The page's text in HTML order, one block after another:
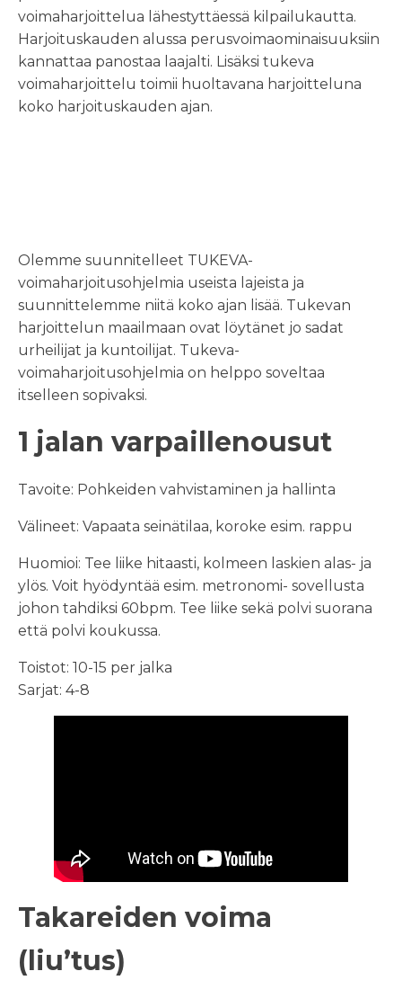
voimaharjoittelua lähestyttäessä kilpailukautta.
Harjoituskauden alussa perusvoimaominaisuuksiin
kannattaa panostaa laajalti. Lisäksi tukeva
voimaharjoittelu toimii huoltavana harjoitteluna
koko harjoituskauden ajan.
Olemme suunnitelleet TUKEVA-
voimaharjoitusohjelmia useista lajeista ja
suunnittelemme niitä koko ajan lisää. Tukevan
harjoittelun maailmaan ovat löytänet jo sadat
urheilijat ja kuntoilijat. Tukeva-
voimaharjoitusohjelmia on helppo soveltaa
itselleen sopivaksi.
1 jalan varpaillenousut
Tavoite: Pohkeiden vahvistaminen ja hallinta
Välineet: Vapaata seinätilaa, koroke esim. rappu
Huomioi: Tee liike hitaasti, kolmeen laskien alas- ja
ylös. Voit hyödyntää esim. metronomi- sovellusta
johon tahdiksi 60bpm. Tee liike sekä polvi suorana
että polvi koukussa.
Toistot: 10-15 per jalka
Sarjat: 4-8
Takareiden voima
(liu’tus)